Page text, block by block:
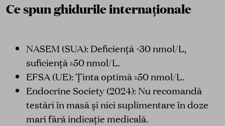
Ce spun ghidurile internaționale
NASEM (SUA): Deficiență <30 nmol/L,
suficiență ≥50 nmol/L.
EFSA (UE): Ținta optimă ≥50 nmol/L.
Endocrine Society (2024): Nu recomandă
testări în masă și nici suplimentare în doze
mari fără indicație medicală.